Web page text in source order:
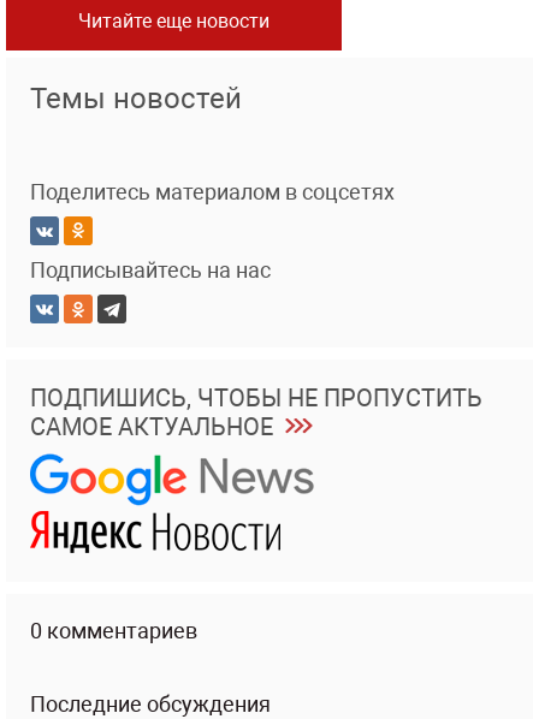
Читайте еще новости
Темы новостей
Поделитесь материалом в соцсетях
Подписывайтесь на нас
ПОДПИШИСЬ, ЧТОБЫ НЕ ПРОПУСТИТЬ
САМОЕ АКТУАЛЬНОЕ
0 комментариев
Последние обсуждения